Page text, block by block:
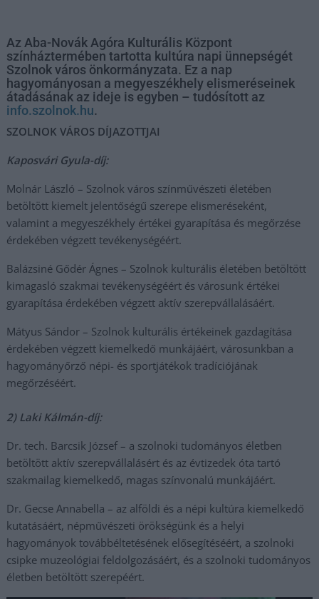
Az Aba-Novák Agóra Kulturális Központ
színháztermében tartotta kultúra napi ünnepségét
Szolnok város önkormányzata. Ez a nap
hagyományosan a megyeszékhely elismeréseinek
átadásának az ideje is egyben – tudósított az
info.szolnok.hu.
SZOLNOK VÁROS DÍJAZOTTJAI
Kaposvári Gyula-díj:
Molnár László – Szolnok város színművészeti életében
betöltött kiemelt jelentőségű szerepe elismeréseként,
valamint a megyeszékhely értékei gyarapítása és megőrzése
érdekében végzett tevékenységéért.
Balázsiné Gődér Ágnes – Szolnok kulturális életében betöltött
kimagasló szakmai tevékenységéért és városunk értékei
gyarapítása érdekében végzett aktív szerepvállalásáért.
Mátyus Sándor – Szolnok kulturális értékeinek gazdagítása
érdekében végzett kiemelkedő munkájáért, városunkban a
hagyományőrző népi- és sportjátékok tradíciójának
megőrzéséért.
2) Laki Kálmán-díj:
Dr. tech. Barcsik József – a szolnoki tudományos életben
betöltött aktív szerepvállalásért és az évtizedek óta tartó
szakmailag kiemelkedő, magas színvonalú munkájáért.
Dr. Gecse Annabella – az alföldi és a népi kultúra kiemelkedő
kutatásáért, népművészeti örökségünk és a helyi
hagyományok továbbéltetésének elősegítéséért, a szolnoki
csipke muzeológiai feldolgozásáért, és a szolnoki tudományos
életben betöltött szerepéért.